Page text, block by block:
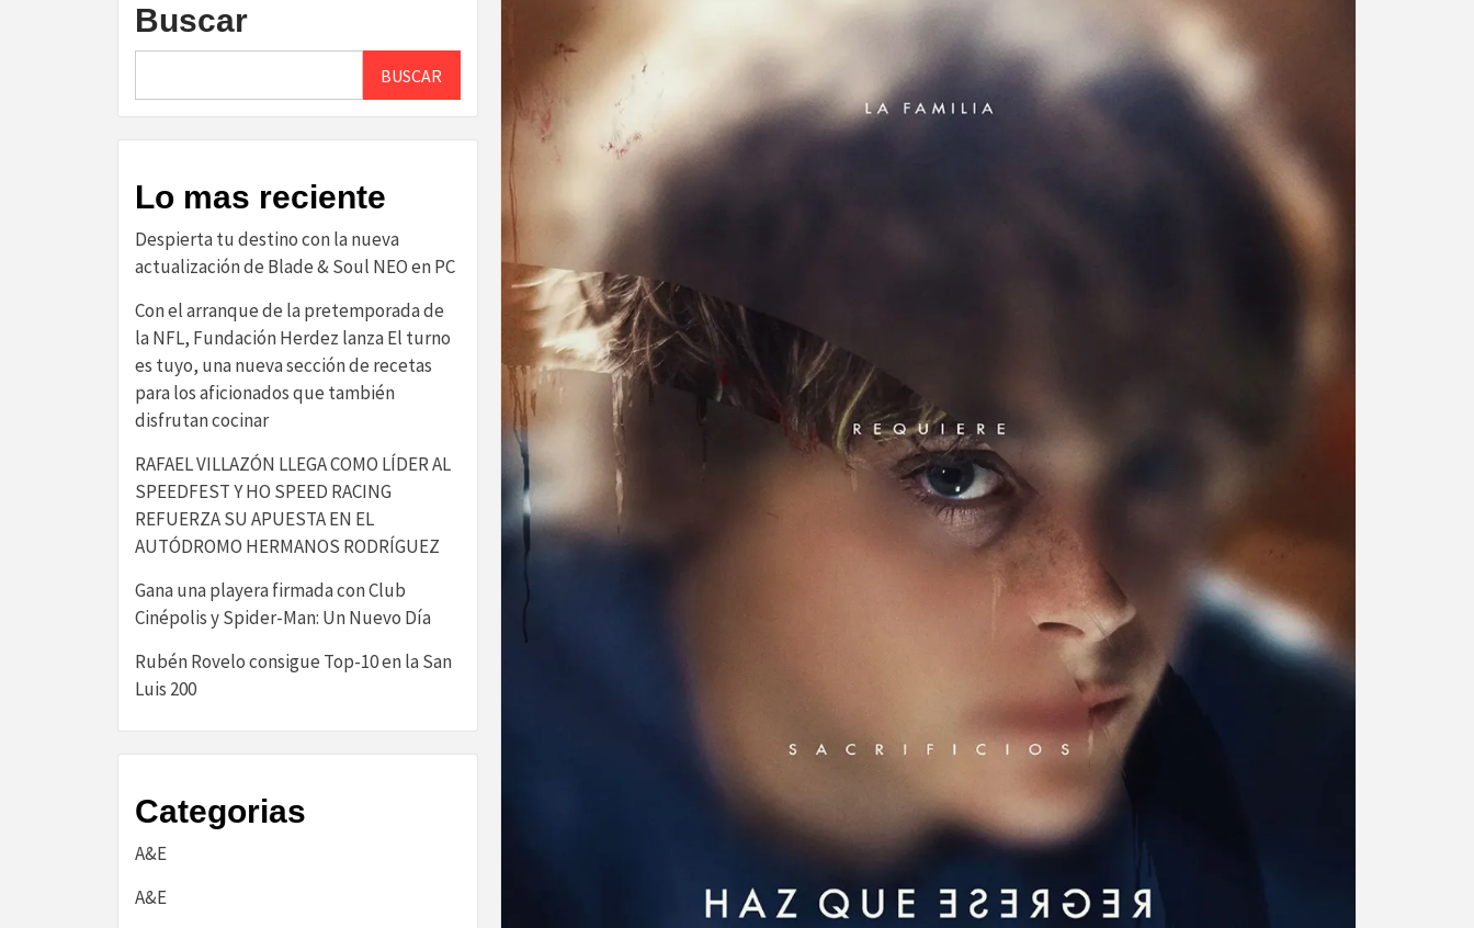
Buscar
BUSCAR
Lo mas reciente
Despierta tu destino con la nueva
actualización de Blade & Soul NEO en PC
Con el arranque de la pretemporada de
la NFL, Fundación Herdez lanza El turno
es tuyo, una nueva sección de recetas
para los aficionados que también
disfrutan cocinar
RAFAEL VILLAZÓN LLEGA COMO LÍDER AL
SPEEDFEST Y HO SPEED RACING
REFUERZA SU APUESTA EN EL
AUTÓDROMO HERMANOS RODRÍGUEZ
Gana una playera firmada con Club
Cinépolis y Spider-Man: Un Nuevo Día
Rubén Rovelo consigue Top-10 en la San
Luis 200
Categorias
A&E
A&E